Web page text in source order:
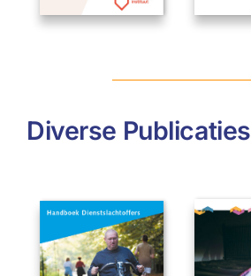
Diverse Publicaties